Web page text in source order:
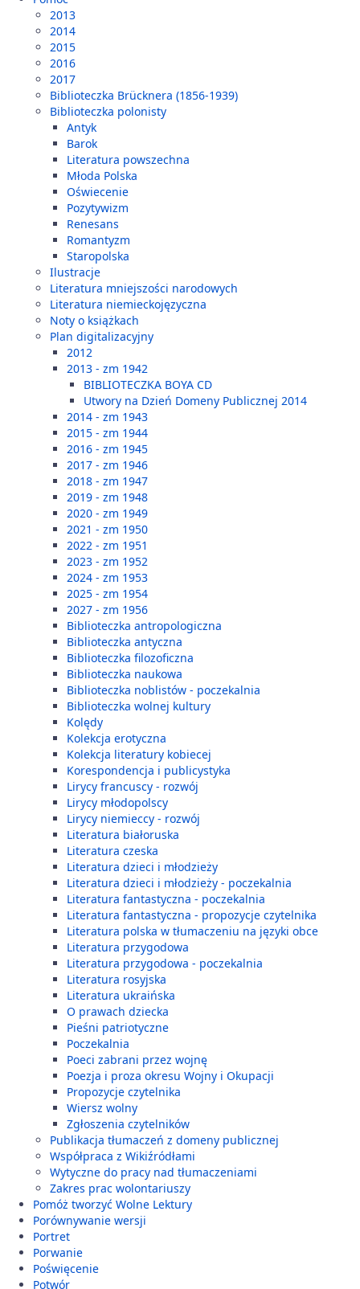
2013
2014
2015
2016
2017
Biblioteczka Brücknera (1856-1939)
Biblioteczka polonisty
Antyk
Barok
Literatura powszechna
Młoda Polska
Oświecenie
Pozytywizm
Renesans
Romantyzm
Staropolska
Ilustracje
Literatura mniejszości narodowych
Literatura niemieckojęzyczna
Noty o książkach
Plan digitalizacyjny
2012
2013 - zm 1942
BIBLIOTECZKA BOYA CD
Utwory na Dzień Domeny Publicznej 2014
2014 - zm 1943
2015 - zm 1944
2016 - zm 1945
2017 - zm 1946
2018 - zm 1947
2019 - zm 1948
2020 - zm 1949
2021 - zm 1950
2022 - zm 1951
2023 - zm 1952
2024 - zm 1953
2025 - zm 1954
2027 - zm 1956
Biblioteczka antropologiczna
Biblioteczka antyczna
Biblioteczka filozoficzna
Biblioteczka naukowa
Biblioteczka noblistów - poczekalnia
Biblioteczka wolnej kultury
Kolędy
Kolekcja erotyczna
Kolekcja literatury kobiecej
Korespondencja i publicystyka
Lirycy francuscy - rozwój
Lirycy młodopolscy
Lirycy niemieccy - rozwój
Literatura białoruska
Literatura czeska
Literatura dzieci i młodzieży
Literatura dzieci i młodzieży - poczekalnia
Literatura fantastyczna - poczekalnia
Literatura fantastyczna - propozycje czytelnika
Literatura polska w tłumaczeniu na języki obce
Literatura przygodowa
Literatura przygodowa - poczekalnia
Literatura rosyjska
Literatura ukraińska
O prawach dziecka
Pieśni patriotyczne
Poczekalnia
Poeci zabrani przez wojnę
Poezja i proza okresu Wojny i Okupacji
Propozycje czytelnika
Wiersz wolny
Zgłoszenia czytelników
Publikacja tłumaczeń z domeny publicznej
Współpraca z Wikiźródłami
Wytyczne do pracy nad tłumaczeniami
Zakres prac wolontariuszy
Pomóż tworzyć Wolne Lektury
Porównywanie wersji
Portret
Porwanie
Poświęcenie
Potwór